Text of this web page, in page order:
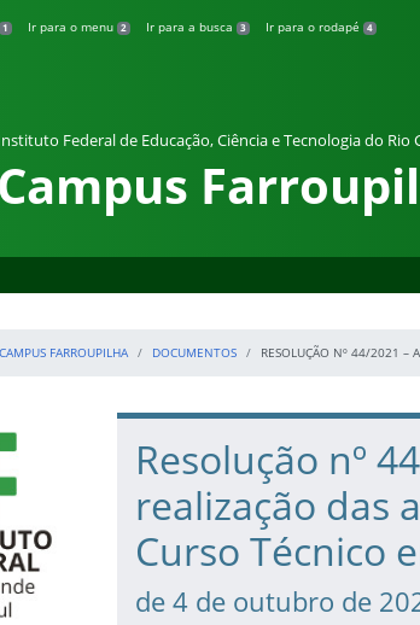
1 Ir para o menu 2 Ir para a busca 3 Ir para o rodapé 4
Federal de Educação, Ciência e Tecnologia do Rio
Campus
CAMPUS FARROUPILHA DOCUMENTOS RESOLUÇÃO Nº 44/2021 –
Início do conteúdo
Resolução nº
realização das
Curso Técnico
de 4 de outubro de